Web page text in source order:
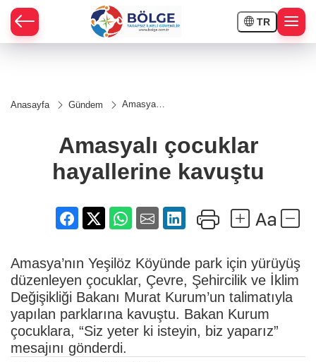
TR
Anasayfa Gündem
Amasyalı
kavuştu
Amasyalı çocuklar
hayallerine kavuştu
Amasya’nın Yeşilöz Köyünde park için yürüyüş
düzenleyen çocuklar, Çevre, Şehircilik ve İklim
Değişikliği Bakanı Murat Kurum’un talimatıyla
yapılan parklarına kavuştu. Bakan Kurum
çocuklara, “Siz yeter ki isteyin, biz yaparız”
mesajını gönderdi.